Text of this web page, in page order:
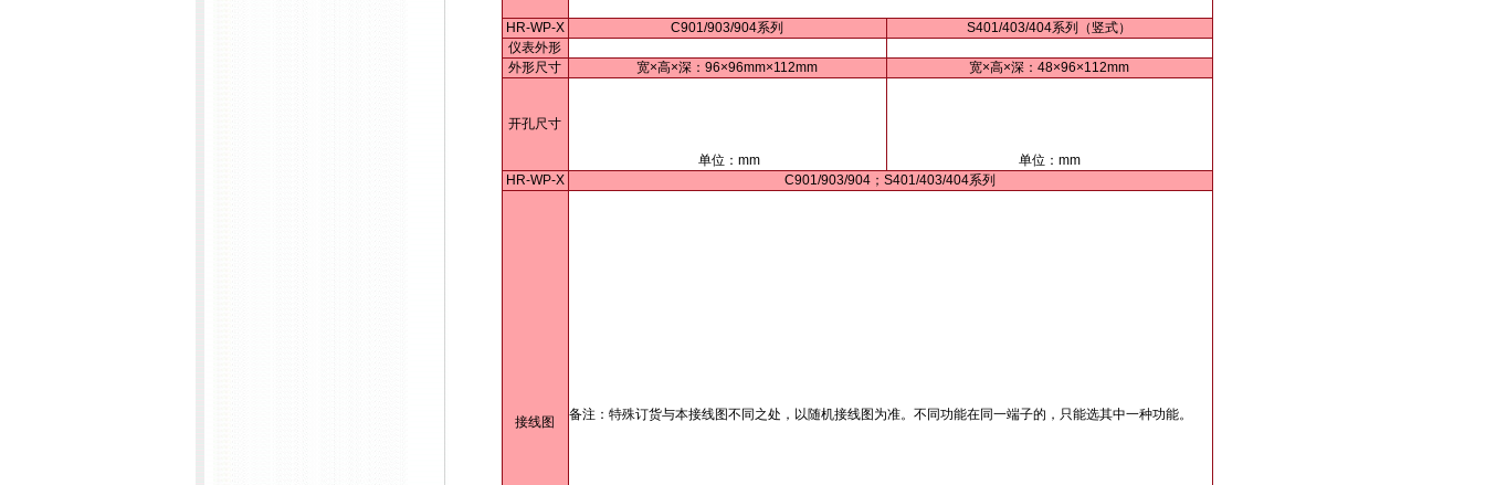
HR-WP-X C901/903/904系列
S401/403/404系列（竖式）
仪表外形
外形尺寸
宽×高×深：96×96mm×112mm 宽×高×深：48×96×112mm
开孔尺寸
单位：mm
单位：mm
HR-WP-X
C901/903/904；S401/403/404系列
接线图 备注：特殊订货与本接线图不同之处，以随机接线图为准。不同功能在同一端子的，只能选其中一种功能。